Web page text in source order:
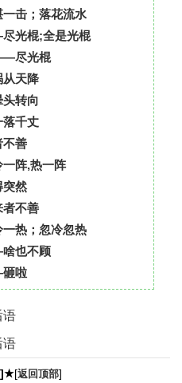
击；落花流水
光棍;全是光棍
尽光棍
天降
转向
千丈
善
阵,热一阵
然
不善
热；忽冷忽热
也不顾
啦
语
语
[返回顶部]